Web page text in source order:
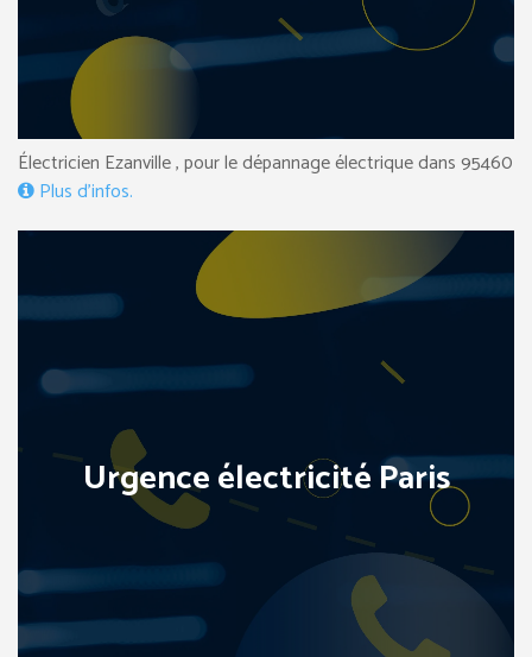
Électricien Ezanville , pour le dépannage électrique dans 95460
Plus d’infos.
Urgence électricité Paris